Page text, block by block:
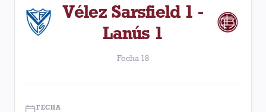
Vélez Sarsfield 1 -
Lanús 1
Fecha 18
FECHA